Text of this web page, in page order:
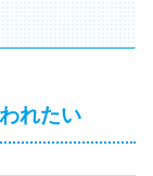
れたい